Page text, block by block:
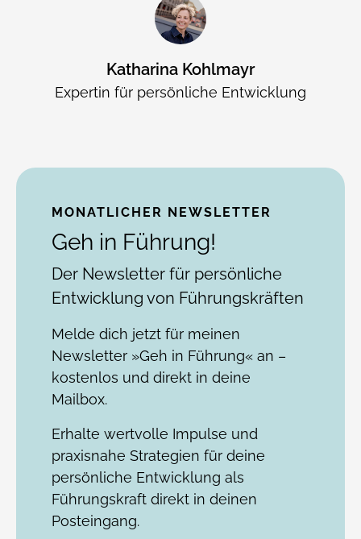
Katharina Kohlmayr
Expertin für persönliche Entwicklung
MONATLICHER NEWSLETTER
Geh in Führung!
Der Newsletter für persönliche
Entwicklung von Führungskräften
Melde dich jetzt für meinen
Newsletter »Geh in Führung« an –
kostenlos und direkt in deine
Mailbox.
Erhalte wertvolle Impulse und
praxisnahe Strategien für deine
persönliche Entwicklung als
Führungskraft direkt in deinen
Posteingang.